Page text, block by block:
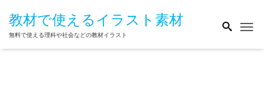
教材で使えるイラスト素材
無料で使える理科や社会などの教材イラスト